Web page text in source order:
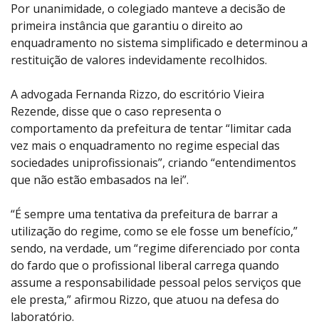
Por unanimidade, o colegiado manteve a decisão de
primeira instância que garantiu o direito ao
enquadramento no sistema simplificado e determinou a
restituição de valores indevidamente recolhidos.
A advogada Fernanda Rizzo, do escritório Vieira
Rezende, disse que o caso representa o
comportamento da prefeitura de tentar “limitar cada
vez mais o enquadramento no regime especial das
sociedades uniprofissionais”, criando “entendimentos
que não estão embasados na lei”.
“É sempre uma tentativa da prefeitura de barrar a
utilização do regime, como se ele fosse um benefício,”
sendo, na verdade, um “regime diferenciado por conta
do fardo que o profissional liberal carrega quando
assume a responsabilidade pessoal pelos serviços que
ele presta,” afirmou Rizzo, que atuou na defesa do
laboratório.